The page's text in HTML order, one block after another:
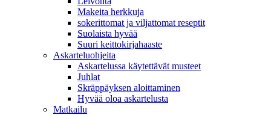
Makeita herkkuja
sokerittomat ja viljattomat reseptit
Suolaista hyvää
Suuri keittokirjahaaste
Askarteluohjeita
Askartelussa käytettävät musteet
Juhlat
Skräppäyksen aloittaminen
Hyvää oloa askartelusta
Matkailu